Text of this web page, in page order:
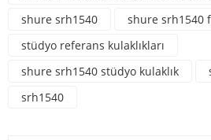
shure srh1540
shure srh1540
stüdyo referans kulaklıkları
shure srh1540 stüdyo kulaklık
srh1540